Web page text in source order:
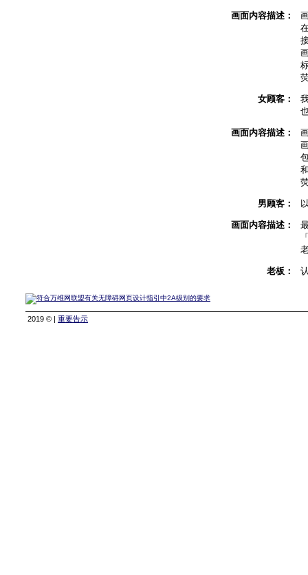
画面内容描述：
女顾客：
画面内容描述：
男顾客：
画面内容描述：
老板：
2019 © | 重要告示